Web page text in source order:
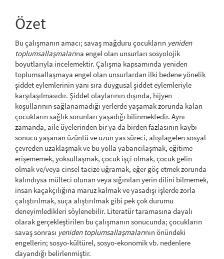
Özet
Bu çalışmanın amacı; savaş mağduru çocukların yeniden
toplumsallaşmalarına engel olan unsurları sosyolojik
boyutlarıyla incelemektir. Çalışma kapsamında yeniden
toplumsallaşmaya engel olan unsurlardan ilki bedene yönelik
şiddet eylemlerinin yanı sıra duygusal şiddet eylemleriyle
karşılaşılmasıdır. Şiddet olaylarının dışında, hijyen
koşullarının sağlanamadığı yerlerde yaşamak zorunda kalan
çocukların sağlık sorunları yaşadığı bilinmektedir. Aynı
zamanda, aile üyelerinden bir ya da birden fazlasının kaybı
sonucu yaşanan üzüntü ve uzun yas süreci, alışılagelen sosyal
çevreden uzaklaşmak ve bu yolla yabancılaşmak, eğitime
erişememek, yoksullaşmak, çocuk işçi olmak, çocuk gelin
olmak ve/veya cinsel tacize uğramak, eğer göç etmek zorunda
kalındıysa mülteci olunan veya sığınılan yerin dilini bilmemek,
insan kaçakçılığına maruz kalmak ve yasadışı işlerde zorla
çalıştırılmak, suça alıştırılmak gibi pek çok durumu
deneyimledikleri söylenebilir. Literatür taramasına dayalı
olarak gerçekleştirilen bu çalışmanın sonucunda; çocukların
savaş sonrası yeniden toplumsallaşmalarının önündeki
engellerin; sosyo-kültürel, sosyo-ekonomik vb. nedenlere
dayandığı belirlenmiştir.